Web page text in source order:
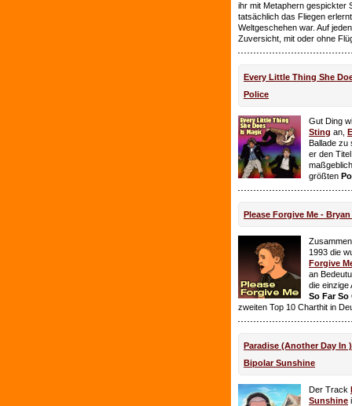
ihr mit Metaphern gespickter
tatsächlich das Fliegen
Weltgeschehen war. Auf
Zuversicht, mit oder ohne
Every Little Thing She
Police
Gut Ding
Sting an,
Ballade zu
er den
größten
Please Forgive Me -
1993 die
Forgive
an
die einzige
So Far So
zweiten Top 10 Charthit in
Paradise (Another Day In
Bipolar Sunshine
Der Track
Sunshine